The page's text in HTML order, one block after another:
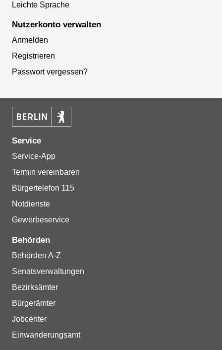
Leichte Sprache
Nutzerkonto verwalten
Anmelden
Registrieren
Passwort vergessen?
Service
Service-App
Termin vereinbaren
Bürgertelefon 115
Notdienste
Gewerbeservice
Behörden
Behörden A-Z
Senatsverwaltungen
Bezirksämter
Bürgerämter
Jobcenter
Einwanderungsamt